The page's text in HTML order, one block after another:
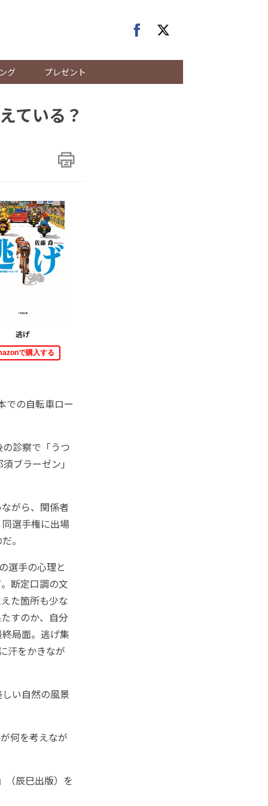
グ プレゼント
ている？
逃げ
で購入する
での自転車ロー
診察で「うつ
ブラーゼン」
がら、関係者
選手権に出場
。
選手の心理と
断定口調の文
た箇所も少な
すのか、自分
局面。逃げ集
汗をかきなが
い自然の風景
何を考えなが
辰巳出版）を